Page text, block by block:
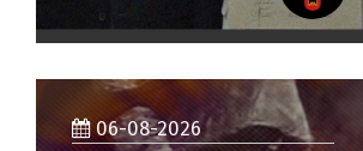
06-08-2026